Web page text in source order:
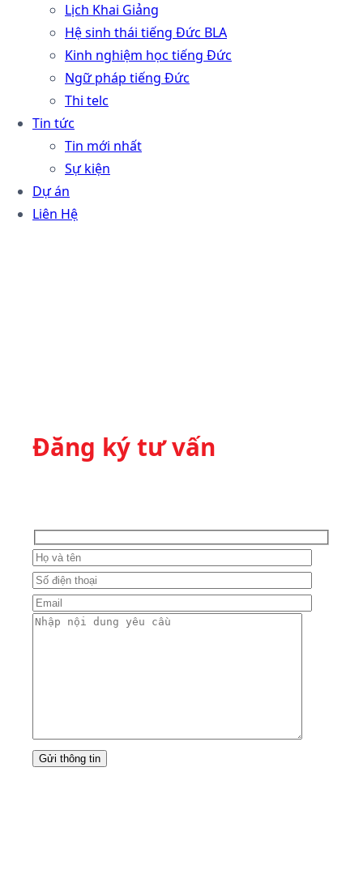
Lịch Khai Giảng
Hệ sinh thái tiếng Đức BLA
Kinh nghiệm học tiếng Đức
Ngữ pháp tiếng Đức
Thi telc
Tin tức
Tin mới nhất
Sự kiện
Dự án
Liên Hệ
Đăng ký tư vấn